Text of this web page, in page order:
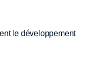
le développement